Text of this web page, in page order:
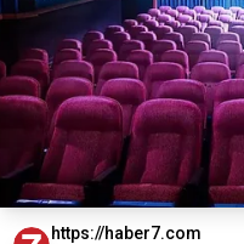
https://haber7.com